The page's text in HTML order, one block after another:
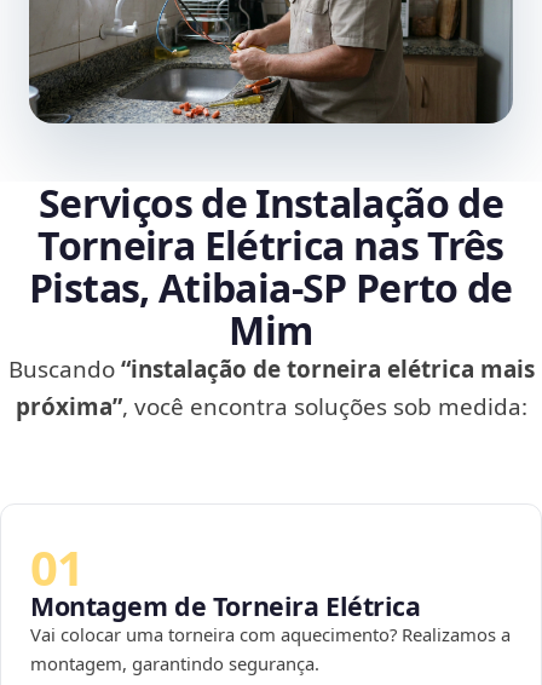
Serviços de Instalação de
Torneira Elétrica nas Três
Pistas, Atibaia‑SP Perto de
Mim
Buscando“instalação de torneira elétrica mais
próxima”, você encontra soluções sob medida:
01
Montagem de Torneira Elétrica
Vai colocar uma torneira com aquecimento? Realizamos a
montagem, garantindo segurança.